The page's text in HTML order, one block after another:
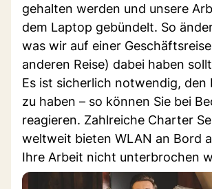
gehalten werden und unsere
dem Laptop gebündelt. So
was wir auf einer
anderen Reise) dabei haben
Es ist sicherlich notwendig, den
zu haben – so können Sie bei
reagieren. Zahlreiche Charter
weltweit bieten WLAN an Bord
Ihre Arbeit nicht unterbrochen